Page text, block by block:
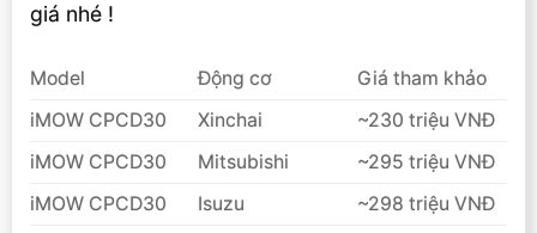
giá nhé !
Model Động cơ
Giá tham khảo
iMOW CPCD30
Xinchai
~230 triệu VNĐ
iMOW CPCD30
Mitsubishi
~295 triệu VNĐ
iMOW CPCD30
Isuzu
~298 triệu VNĐ